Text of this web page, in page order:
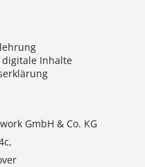
Inhalte
GmbH & Co. KG